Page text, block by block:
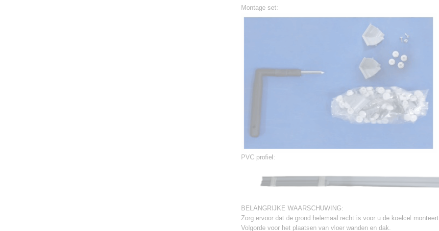
Montage set:
PVC profiel:
BELANGRIJKE WAARSCHUWING:
Zorg ervoor dat de grond helemaal recht is voor u de koelcel
Volgorde voor het plaatsen van vloer wanden en dak.